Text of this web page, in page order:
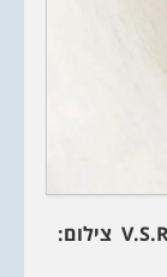
צילום: